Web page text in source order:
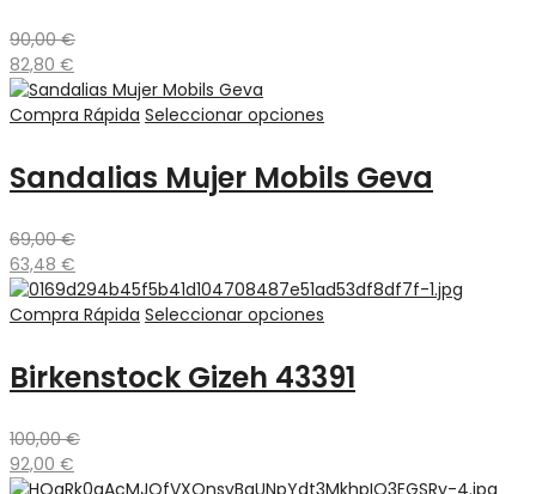
90,00€
82,80 €
Compra Rápida Seleccionar opciones
Sandalias Mujer Mobils Geva
69,00€
63,48 €
Compra Rápida Seleccionar opciones
Birkenstock Gizeh 43391
100,00€
92,00 €